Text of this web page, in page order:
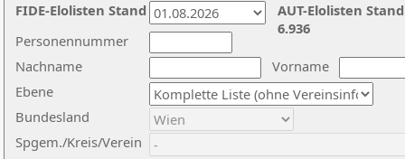
Nachname
Vorname
Ebene
Personennummer
Bundesland
Spgem./Kreis/Verein
AUT-Elolisten
6.936
FIDE-Elolisten Stand